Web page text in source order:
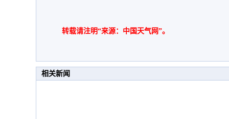
转载请注明“来源：中国天气网”。
相关新闻